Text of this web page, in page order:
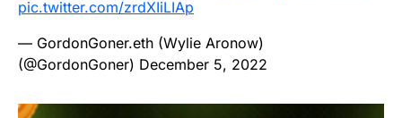
pic.twitter.com/zrdXIiLIAp
— GordonGoner.eth (Wylie Aronow)
(@GordonGoner) December 5, 2022